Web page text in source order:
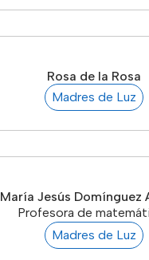
Rosa de la Rosa
Madres de Luz
María Jesús Domínguez
Profesora de
Madres de Luz